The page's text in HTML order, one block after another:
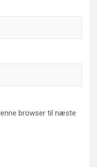
browser til næste